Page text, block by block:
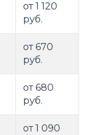
от 1 120
руб.
от 670
руб.
от 680
руб.
от 1 090